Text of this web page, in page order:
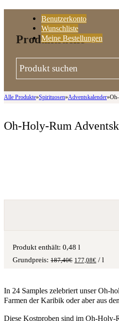
Benutzerkonto
Wunschliste
Meine Bestellungen
Produktsuche
Alle Produkte»Spirituosen»Adventskalender»
Oh-Holy-Rum
Produkt enthält: 0,48l
187,40€ 177,08€ /l
In 24 Samples zelebriert unser Oh-
Farmen der Karibik oder aber aus
Diese Kostproben sind im Oh-Holy-